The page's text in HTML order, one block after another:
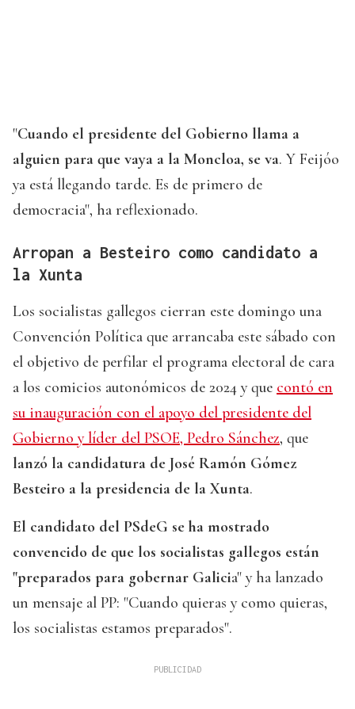
"Cuando el presidente del Gobierno llama a
alguien para que vaya a la Moncloa, se va. Y Feijóo
ya está llegando tarde. Es de primero de
democracia", ha reflexionado.
Arropan a Besteiro como candidato a
la Xunta
Los socialistas gallegos cierran este domingo una
Convención Política que arrancaba este sábado con
el objetivo de perfilar el programa electoral de cara
a los comicios autonómicos de 2024 y que contó en
su inauguración con el apoyo del presidente del
Gobierno y líder del PSOE, Pedro Sánchez, que
lanzó la candidatura de José Ramón Gómez
Besteiro a la presidencia de la Xunta.
El candidato del PSdeG se ha mostrado
convencido de que los socialistas gallegos están
"preparados para gobernar Galicia" y ha lanzado
un mensaje al PP: "Cuando quieras y como quieras,
los socialistas estamos preparados".